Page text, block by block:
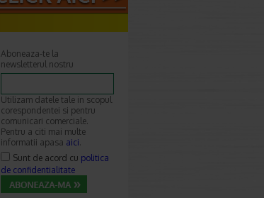
Aboneaza-te la
newsletterul nostru
Utilizam datele tale in scopul
corespondentei si pentru
comunicari comerciale.
Pentru a citi mai multe
informatii apasa aici.
Sunt de acord cu politica
de confidentialitate